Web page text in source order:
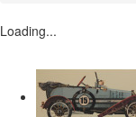
Loading...